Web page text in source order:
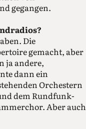
gegangen.
Die
gemacht, aber
ja andere,
dann ein
Orchestern
dem Rundfunk-
Aber auch